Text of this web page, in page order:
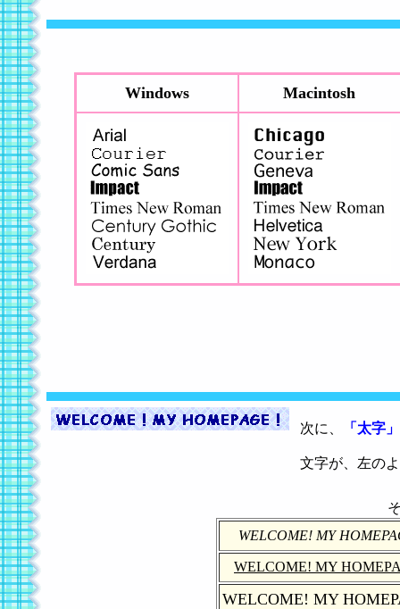
Windows Macintosh
次に、
「太字」
文字が、左の
WELCOME! MY
WELCOME! MY
WELCOME! MY